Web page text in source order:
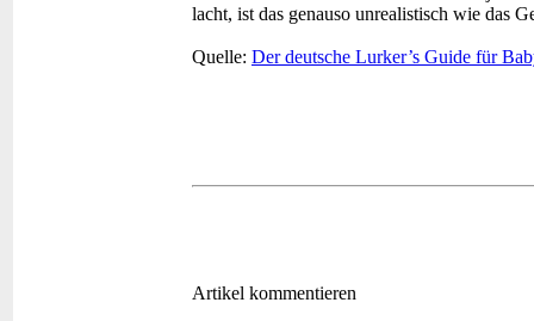
lacht, ist das genauso unrealistisch wie das
Quelle: Der deutsche Lurker’s Guide für
Artikel kommentieren